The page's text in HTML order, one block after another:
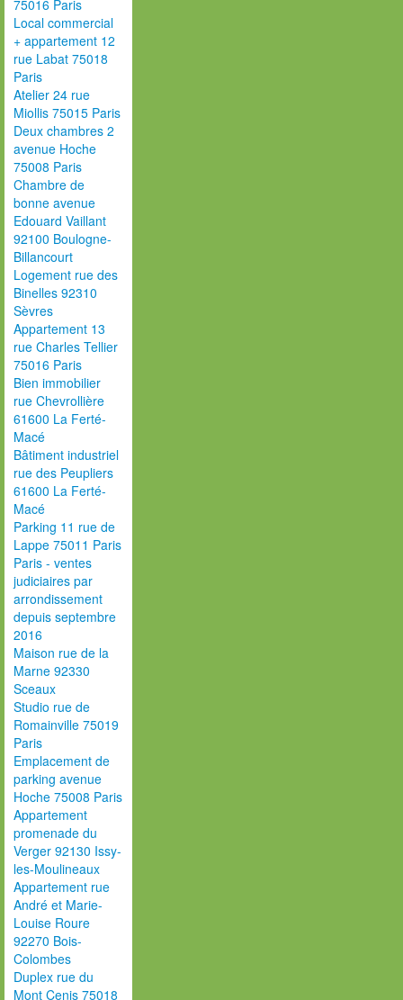
75016 Paris
Local commercial
+ appartement 12
rue Labat 75018
Paris
Atelier 24 rue
Miollis 75015 Paris
Deux chambres 2
avenue Hoche
75008 Paris
Chambre de
bonne avenue
Edouard Vaillant
92100 Boulogne-
Billancourt
Logement rue des
Binelles 92310
Sèvres
Appartement 13
rue Charles Tellier
75016 Paris
Bien immobilier
rue Chevrollière
61600 La Ferté-
Macé
Bâtiment industriel
rue des Peupliers
61600 La Ferté-
Macé
Parking 11 rue de
Lappe 75011 Paris
Paris - ventes
judiciaires par
arrondissement
depuis septembre
2016
Maison rue de la
Marne 92330
Sceaux
Studio rue de
Romainville 75019
Paris
Emplacement de
parking avenue
Hoche 75008 Paris
Appartement
promenade du
Verger 92130 Issy-
les-Moulineaux
Appartement rue
André et Marie-
Louise Roure
92270 Bois-
Colombes
Duplex rue du
Mont Cenis 75018